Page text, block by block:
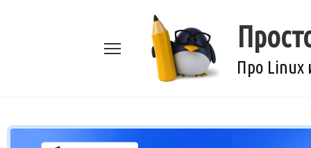
Про Linux